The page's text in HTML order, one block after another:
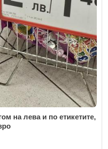
на лева и по етикетите,